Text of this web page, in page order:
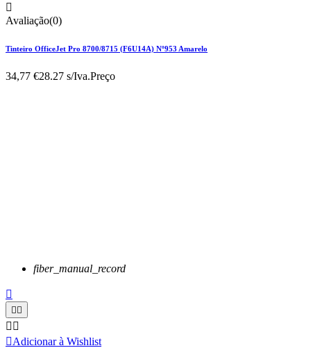

Avaliação(0)
Tinteiro OfficeJet Pro 8700/8715 (F6U14A) Nº953 Amarelo
34,77 €28.27 s/Iva.Preço
fiber_manual_record


 
Adicionar à Wishlist